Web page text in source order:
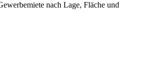
nach Lage, Fläche und